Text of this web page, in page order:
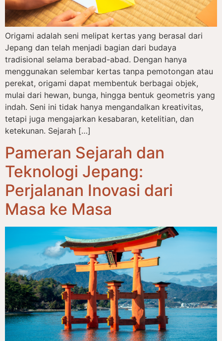
Origami adalah seni melipat kertas yang berasal dari
Jepang dan telah menjadi bagian dari budaya
tradisional selama berabad-abad. Dengan hanya
menggunakan selembar kertas tanpa pemotongan atau
perekat, origami dapat membentuk berbagai objek,
mulai dari hewan, bunga, hingga bentuk geometris yang
indah. Seni ini tidak hanya mengandalkan kreativitas,
tetapi juga mengajarkan kesabaran, ketelitian, dan
ketekunan. Sejarah […]
Pameran Sejarah dan
Teknologi Jepang:
Perjalanan Inovasi dari
Masa ke Masa